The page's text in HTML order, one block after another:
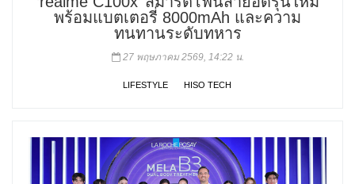
พร้อมแบตเตอรี่ 8000mAh และความ
ทนทานระดับทหาร
27 พฤษภาคม 2569, 14:22 น.
LIFESTYLE HISO TECH